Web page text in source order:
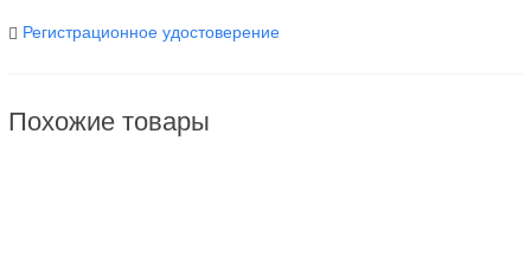
Регистрационное удостоверение
Похожие товары